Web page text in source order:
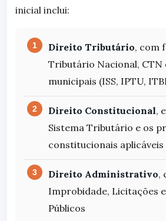
inicial inclui:
Direito Tributário, com
Tributário Nacional, CTN
municipais (ISS, IPTU,
Direito Constitucional,
Sistema Tributário e os
constitucionais aplicáveis
Direito Administrativo,
Improbidade, Licitações
Públicos